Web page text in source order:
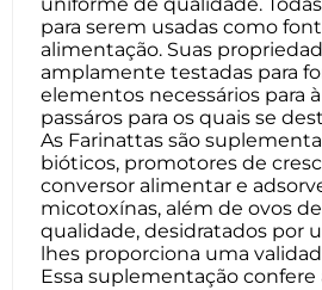
para serem usadas como
alimentação. Suas
amplamente testadas para
elementos necessários para
passáros para os quais se
As Farinattas são
bióticos, promotores de
conversor alimentar e
micotoxínas, além de ovos
qualidade, desidratados por
lhes proporciona uma
Essa suplementação confere